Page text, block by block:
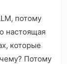
потому
настоящая
которые
Потому